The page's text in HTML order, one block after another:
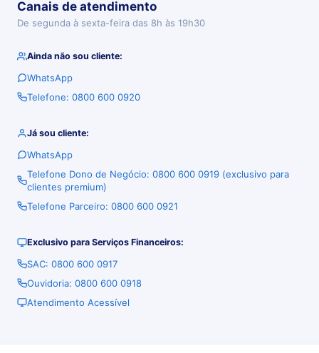
Canais de atendimento
De segunda à sexta-feira das 8h às 19h30
Ainda não sou cliente:
WhatsApp
Telefone: 0800 600 0920
Já sou cliente:
WhatsApp
Telefone Dono de Negócio: 0800 600 0919 (exclusivo para
clientes premium)
Telefone Parceiro: 0800 600 0921
Exclusivo para Serviços Financeiros:
SAC: 0800 600 0917
Ouvidoria: 0800 600 0918
Atendimento Acessível